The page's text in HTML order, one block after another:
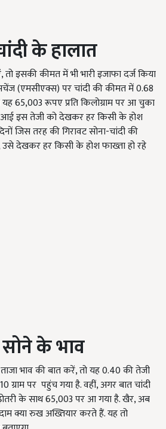
के हालात
इसकी कीमत में भी भारी इजाफा दर्ज किया
(एमसीएक्स) पर चांदी की कीमत में 0.68
65,003 रूपए प्रति किलोग्राम पर आ चुका
आई इस तेजी को देखकर हर किसी के होश
जिस तरह की गिरावट सोना-चांदी की
देखकर हर किसी के होश फाख्ता हो रहे
के भाव
भाव की बात करें, तो यह 0.40 की तेजी
ग्राम पर पहुंच गया है. वहीं, अगर बात चांदी
के साथ 65,003 पर आ गया है. खैर, अब
क्या रुख अख्तियार करते हैं. यह तो